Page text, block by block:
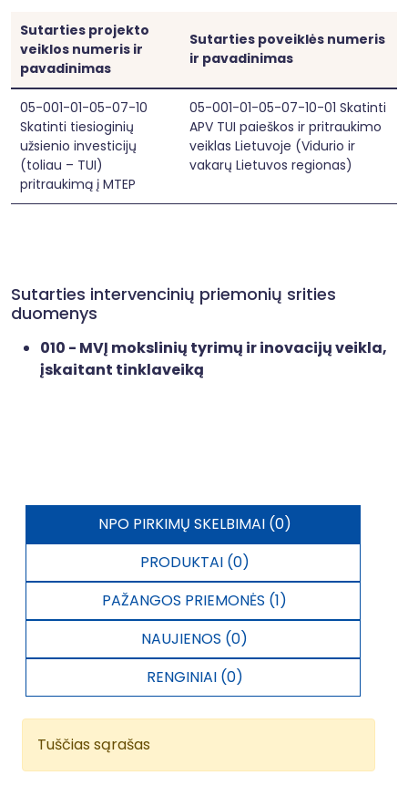
Sutarties projekto
veiklos numeris ir
pavadinimas
Sutarties poveiklės numeris
ir pavadinimas
05-001-01-05-07-10
Skatinti tiesioginių
užsienio investicijų
(toliau – TUI)
pritraukimą į MTEP
05-001-01-05-07-10-01 Skatinti
APV TUI paieškos ir pritraukimo
veiklas Lietuvoje (Vidurio ir
vakarų Lietuvos regionas)
Sutarties intervencinių priemonių srities
duomenys
010 - MVĮ mokslinių tyrimų ir inovacijų veikla,
įskaitant tinklaveiką
NPO PIRKIMŲ SKELBIMAI (0)
PRODUKTAI (0)
PAŽANGOS PRIEMONĖS (1)
NAUJIENOS (0)
RENGINIAI (0)
Tuščias sąrašas